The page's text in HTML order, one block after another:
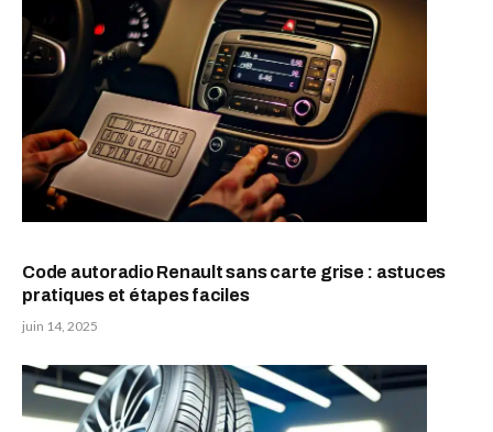
Code autoradio Renault sans carte grise : astuces
pratiques et étapes faciles
juin 14, 2025